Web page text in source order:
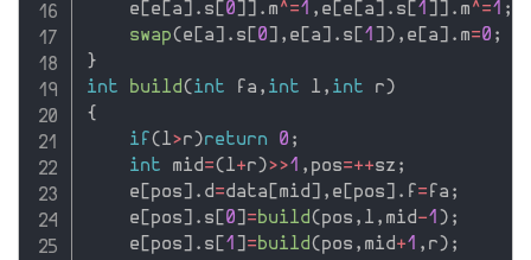
    e
[e [a] . s [0] ] . m ^=1 , e [e [a] . s [1 ] ] . m ^=1 ;
swap(e [a] . s [0] , e [a] . s [1 ] ) , e [a] . m=0 ;
}
int
build(int fa , int l , int r)
{
if (l>r)return 0 ;
int mid=(l+r)>>1 , pos=++sz ;
    e
[pos] . d=data [mid] , e [pos] . f = fa ;
    e
[pos] . s [0] =build(pos , l , mid-1 ) ;
    e
[pos] . s [1 ] =build(pos , mid+1 , r) ;